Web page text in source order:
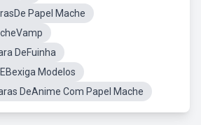
Papel Mache
DeFuinha
Modelos
DeAnime Com Papel Mache